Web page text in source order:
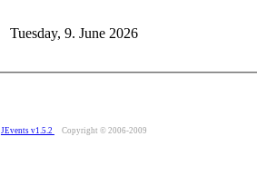
Tuesday, 9. June 2026
JEvents v1.5.2 Copyright © 2006-2009